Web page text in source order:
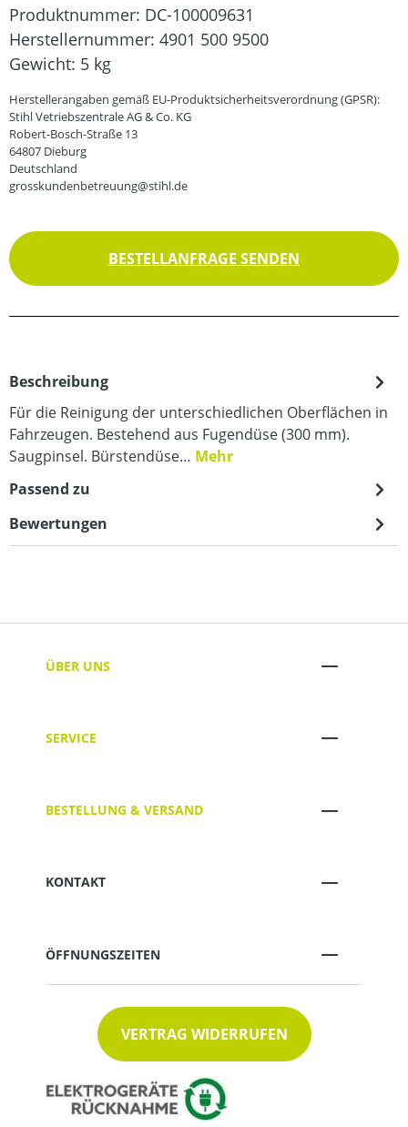
Produktnummer: DC-100009631
Herstellernummer: 4901 500 9500
Gewicht: 5 kg
Herstellerangaben gemäß EU-Produktsicherheitsverordnung (GPSR):
Stihl Vetriebszentrale AG & Co. KG
Robert-Bosch-Straße 13
64807 Dieburg
Deutschland
grosskundenbetreuung@stihl.de
BESTELLANFRAGE SENDEN
Beschreibung
Für die Reinigung der unterschiedlichen Oberflächen in
Fahrzeugen. Bestehend aus Fugendüse (300 mm).
Saugpinsel. Bürstendüse… Mehr
Passend zu
Bewertungen
ÜBER UNS
SERVICE
BESTELLUNG & VERSAND
KONTAKT
ÖFFNUNGSZEITEN
VERTRAG WIDERRUFEN